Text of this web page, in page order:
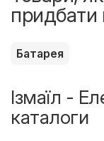
придбати
Батарея
Ізмаїл -
каталоги